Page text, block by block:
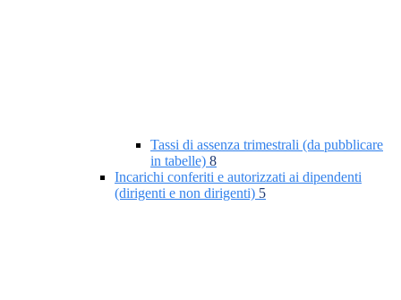
Tassi di assenza trimestrali (da pubblicare
in tabelle) 8
Incarichi conferiti e autorizzati ai dipendenti
(dirigenti e non dirigenti) 5